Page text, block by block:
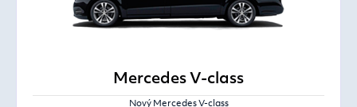
Mercedes V-class
Nový Mercedes V-class